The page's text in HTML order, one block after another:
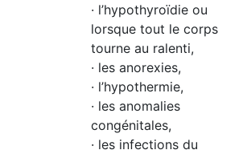
· l’hypothyroïdie ou
lorsque tout le corps
tourne au ralenti,
· les anorexies,
· l’hypothermie,
· les anomalies
congénitales,
· les infections du